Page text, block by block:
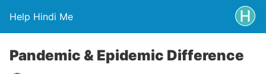
Help Hindi Me
Pandemic & Epidemic Difference